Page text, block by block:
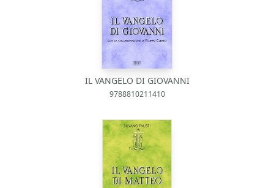
IL VANGELO DI GIOVANNI
9788810211410